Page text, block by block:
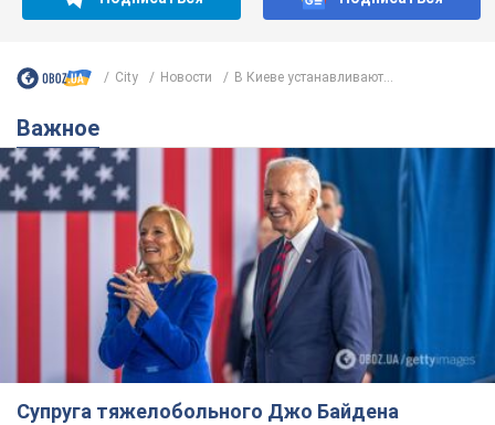
City Новости В Киеве устанавливают...
Важное
Супруга тяжелобольного Джо Байдена